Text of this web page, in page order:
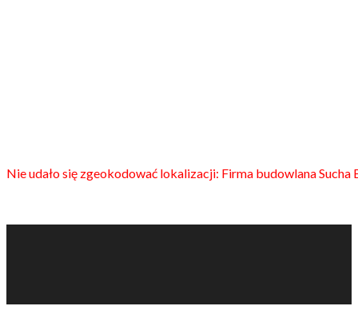
Nie udało się zgeokodować lokalizacji: Firma budowlana Sucha